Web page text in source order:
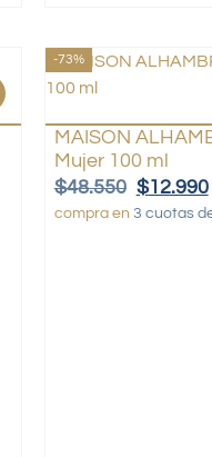
-73%
MAISON
Mujer 100 ml
$48.550 $12.990
compra en 3 cuotas